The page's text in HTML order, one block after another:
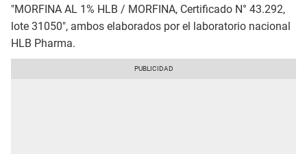
"MORFINA AL 1% HLB / MORFINA, Certificado N° 43.292,
lote 31050", ambos elaborados por el laboratorio nacional
HLB Pharma.